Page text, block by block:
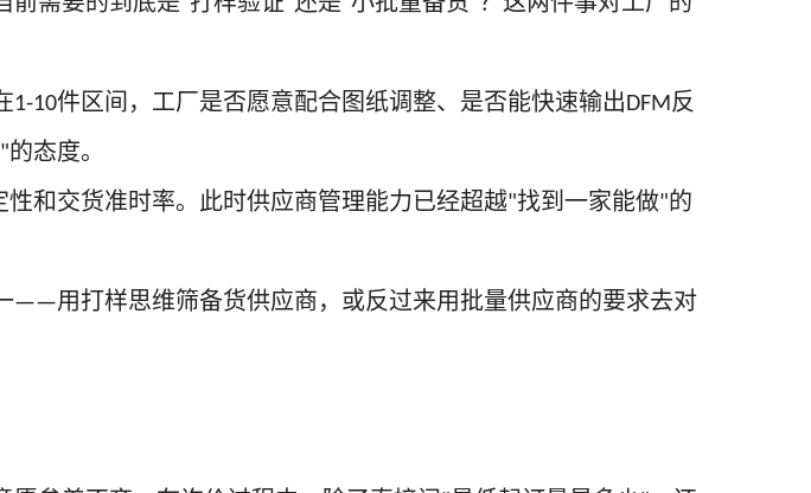
" " " "
1-10件区间，工厂是否愿意配合图纸调整、是否能快速输出DFM反
"的态度。
和交货准时率。此时供应商管理能力已经超越"找到一家能做"的
——用打样思维筛备货供应商，或反过来用批量供应商的要求去对